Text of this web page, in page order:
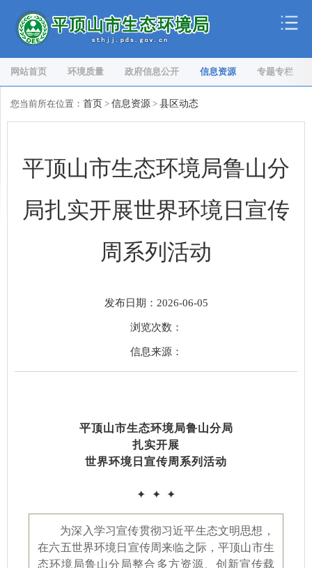
网站首页 环境质量 政府信息公开 信息资源 专题专栏
您当前所在位置： 首页 > 信息资源 > 县区动态
平顶山市生态环境局鲁山分
局扎实开展世界环境日宣传
周系列活动
发布日期：2026-06-05
浏览次数：
信息来源：
平顶山市生态环境局鲁山分局
扎实开展
世界环境日宣传周系列活动
✦ ✦ ✦
为深入学习宣传贯彻习近平生态文明思想，
在六五世界环境日宣传周来临之际，平顶山市生
态环境局鲁山分局整合多方资源、创新宣传载